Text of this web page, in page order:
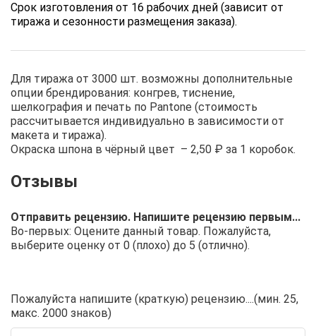
Срок изготовления от 16 рабочих дней (зависит от
тиража и сезонности размещения заказа).
Для тиража от 3000 шт. возможны дополнительные
опции брендирования: конгрев, тиснение,
шелкография и печать по Pantone (стоимость
рассчитывается индивидуально в зависимости от
макета и тиража).
Окраска шпона в чёрный цвет – 2,50 ₽ за 1 коробок.
Отправить рецензию. Напишите рецензию первым...
Во-первых: Оцените данный товар. Пожалуйста,
выберите оценку от 0 (плохо) до 5 (отлично).
Пожалуйста напишите (краткую) рецензию....(мин. 25,
макс. 2000 знаков)